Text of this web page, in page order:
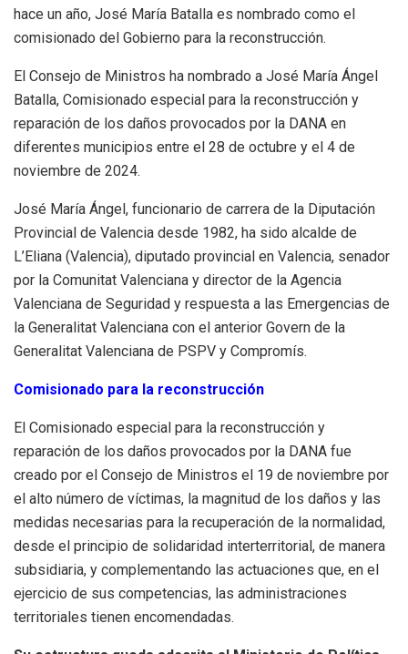
hace un año, José María Batalla es nombrado como el
comisionado del Gobierno para la reconstrucción.
El Consejo de Ministros ha nombrado a José María Ángel
Batalla, Comisionado especial para la reconstrucción y
reparación de los daños provocados por la DANA en
diferentes municipios entre el 28 de octubre y el 4 de
noviembre de 2024.
José María Ángel, funcionario de carrera de la Diputación
Provincial de Valencia desde 1982, ha sido alcalde de
L’Eliana (Valencia), diputado provincial en Valencia, senador
por la Comunitat Valenciana y director de la Agencia
Valenciana de Seguridad y respuesta a las Emergencias de
la Generalitat Valenciana con el anterior Govern de la
Generalitat Valenciana de PSPV y Compromís.
Comisionado para la reconstrucción
El Comisionado especial para la reconstrucción y
reparación de los daños provocados por la DANA fue
creado por el Consejo de Ministros el 19 de noviembre por
el alto número de víctimas, la magnitud de los daños y las
medidas necesarias para la recuperación de la normalidad,
desde el principio de solidaridad interterritorial, de manera
subsidiaria, y complementando las actuaciones que, en el
ejercicio de sus competencias, las administraciones
territoriales tienen encomendadas.